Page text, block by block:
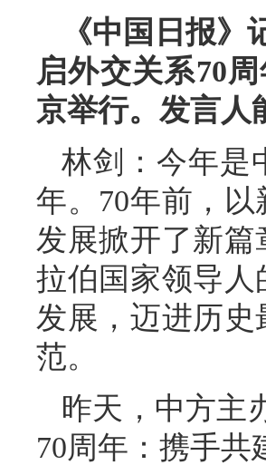
《中国日报
启外交关系70
京举行。发言人
林剑：今年是
年。70年前，
发展掀开了新
拉伯国家领导
发展，迈进历
范。
昨天，中方主
70周年：携手共